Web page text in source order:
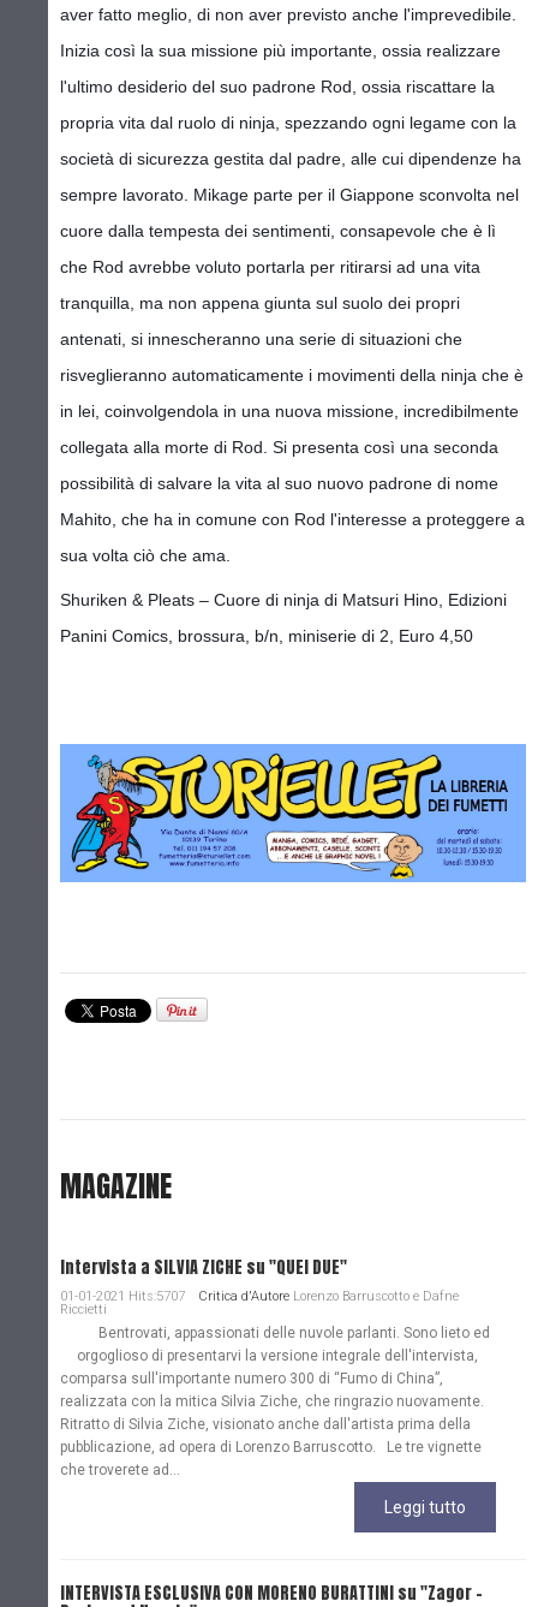
aver fatto meglio, di non aver previsto anche l'imprevedibile.
Inizia così la sua missione più importante, ossia realizzare
l'ultimo desiderio del suo padrone Rod, ossia riscattare la
propria vita dal ruolo di ninja, spezzando ogni legame con la
società di sicurezza gestita dal padre, alle cui dipendenze ha
sempre lavorato. Mikage parte per il Giappone sconvolta nel
cuore dalla tempesta dei sentimenti, consapevole che è lì
che Rod avrebbe voluto portarla per ritirarsi ad una vita
tranquilla, ma non appena giunta sul suolo dei propri
antenati, si innescheranno una serie di situazioni che
risveglieranno automaticamente i movimenti della ninja che è
in lei, coinvolgendola in una nuova missione, incredibilmente
collegata alla morte di Rod. Si presenta così una seconda
possibilità di salvare la vita al suo nuovo padrone di nome
Mahito, che ha in comune con Rod l'interesse a proteggere a
sua volta ciò che ama.
Shuriken & Pleats – Cuore di ninja di Matsuri Hino, Edizioni
Panini Comics, brossura, b/n, miniserie di 2, Euro 4,50
MAGAZINE
Intervista a SILVIA ZICHE su "QUEI DUE"
01-01-2021 Hits:5707 Critica d'Autore Lorenzo Barruscotto e Dafne
Riccietti
Bentrovati, appassionati delle nuvole parlanti. Sono lieto ed
orgoglioso di presentarvi la versione integrale dell'intervista,
comparsa sull'importante numero 300 di “Fumo di China”,
realizzata con la mitica Silvia Ziche, che ringrazio nuovamente.
Ritratto di Silvia Ziche, visionato anche dall'artista prima della
pubblicazione, ad opera di Lorenzo Barruscotto. Le tre vignette
che troverete ad...
Leggi tutto
INTERVISTA ESCLUSIVA CON MORENO BURATTINI su "Zagor -